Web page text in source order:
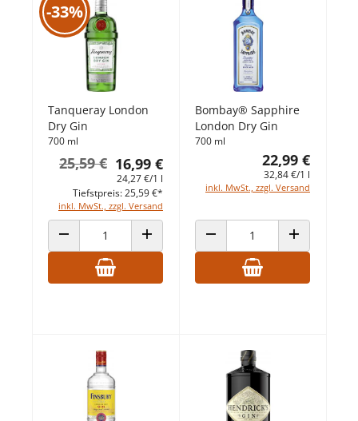
-33%
Tanqueray London
Dry Gin
700 ml
16,99 €
25,59 €
24,27 €/1 l
inkl. MwSt., zzgl. Versand
Tiefstpreis: 25,59 €*
ANZAHL VERRINGERNANZAHL ERHÖHEN
Bombay® Sapphire
London Dry Gin
700 ml
22,99 €
32,84 €/1 l
inkl. MwSt., zzgl. Versand
ANZAHL VERRINGERNANZAHL